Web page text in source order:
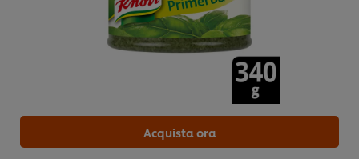
Acquista ora